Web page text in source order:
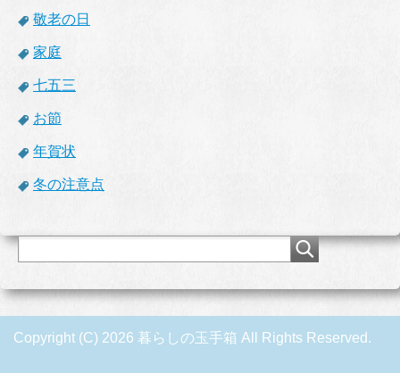
敬老の日
家庭
七五三
お節
年賀状
冬の注意点
Copyright (C) 2026 暮らしの玉手箱 All Rights Reserved.